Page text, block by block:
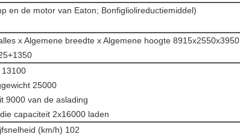
en de motor van Eaton; Bonfigliolireductiemiddel)
x Algemene breedte x Algemene hoogte 8915x2550x3950
13100
25000
9000 van de aslading
capaciteit 2x16000 laden
(km/h) 102